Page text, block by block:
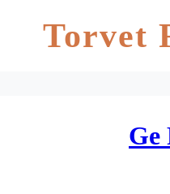
Torvet
Ge